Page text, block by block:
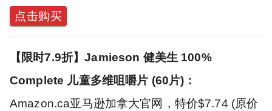
点击购买
【限时7.9折】Jamieson 健美生 100%
Complete 儿童多维咀嚼片 (60片)：
Amazon.ca亚马逊加拿大官网，特价$7.74 (原价